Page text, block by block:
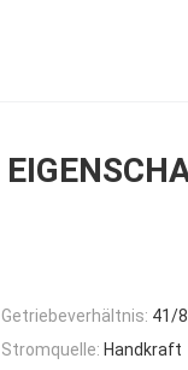
Getriebeverhältnis: 41/
Stromquelle: Handkraft